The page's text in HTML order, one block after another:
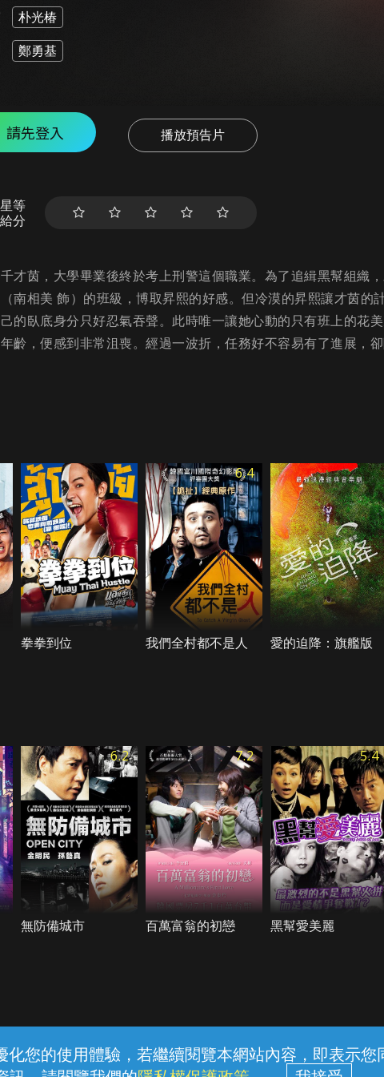
您的使用體驗，若繼續閱覽本網站內容，即表示
朴光椿
鄭勇基
請先登入 播放預告片
等
分
才茵，大學畢業後終於考上刑警這個職業。為了追緝黑幫組織
南相美 飾）的班級，博取昇熙的好感。但冷漠的昇熙讓才茵的
的臥底身分只好忍氣吞聲。此時唯一讓她心動的只有班上的花
齡，便感到非常沮喪。經過一波折，任務好不容易有了進展，
拳拳到位
6.4
我們全村都不是人 愛的迫降：旗艦版
6.2
無防備城市
7.2
百萬富翁的初戀
5.4
黑幫愛美麗
線上客服 服務條款 隱私權保護